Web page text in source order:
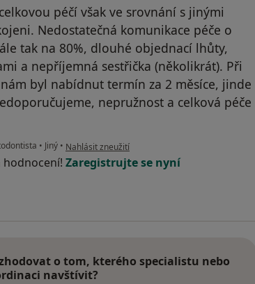
péčí však ve srovnání s jinými
Nedostatečná komunikace péče o
tak na 80%, dlouhé objednací lhůty,
a nepříjemná sestřička (několikrát). Při
byl nabídnut termín za 2 měsíce, jinde
nepružnost a celková péče
• Jiný • podle názoru uživatele M.K.
Nahlásit zneužití
hodnocení! Zaregistrujte se nyní
o tom, kterého specialistu nebo
navštívit?